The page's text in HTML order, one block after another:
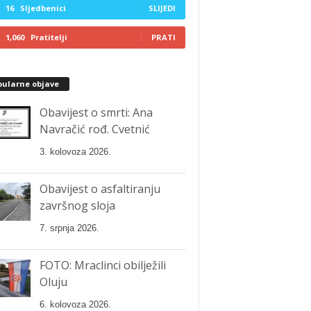
16 Sljedbenici SLIJEDI
1,060 Pratitelji PRATI
objave
Obavijest o smrti: Ana
Navračić rođ. Cvetnić
3. kolovoza 2026.
Obavijest o asfaltiranju
završnog sloja
7. srpnja 2026.
FOTO: Mraclinci obilježili
Oluju
6. kolovoza 2026.